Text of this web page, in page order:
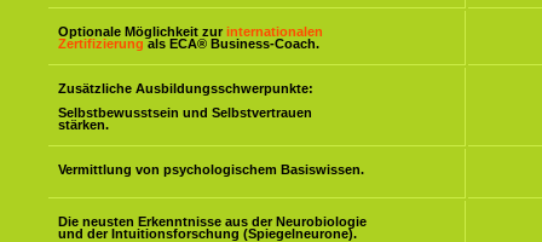
Optionale Möglichkeit zur internationalen
Zertifizierungals ECA® Business-Coach.
Zusätzliche Ausbildungsschwerpunkte:
Selbstbewusstsein und Selbstvertrauen
stärken.
Vermittlung von psychologischem Basiswissen.
Die neusten Erkenntnisse aus der Neurobiologie
und der Intuitionsforschung (Spiegelneurone).